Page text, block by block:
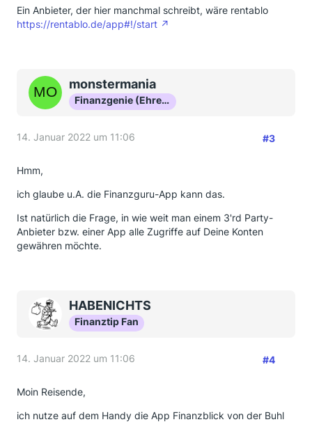
Ein Anbieter, der hier manchmal schreibt, wäre rentablo
https://rentablo.de/app#!/start
monstermania
Finanzgenie (Ehrenmitglied)
14. Januar 2022 um 11:06 #3
Hmm,
ich glaube u.A. die Finanzguru-App kann das.
Ist natürlich die Frage, in wie weit man einem 3'rd Party-
Anbieter bzw. einer App alle Zugriffe auf Deine Konten
gewähren möchte.
HABENICHTS
Finanztip Fan
14. Januar 2022 um 11:06 #4
Moin Reisende,
ich nutze auf dem Handy die App Finanzblick von der Buhl